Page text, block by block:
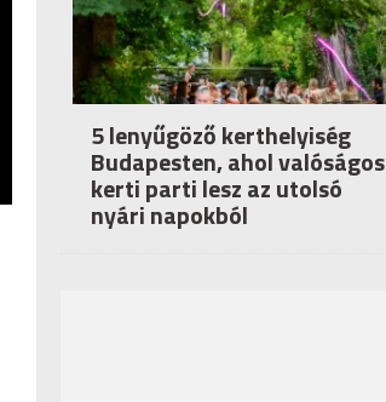
5 lenyűgöző kerthelyiség
Budapesten, ahol valóságos
kerti parti lesz az utolsó
nyári napokból